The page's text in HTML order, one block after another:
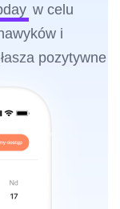
w celu
i
pozytywne